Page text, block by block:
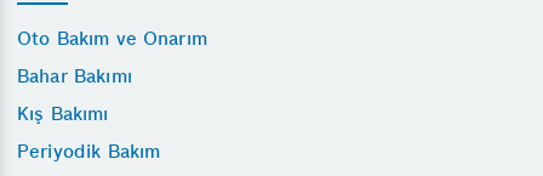
Oto Bakım ve Onarım
Bahar Bakımı
Kış Bakımı
Periyodik Bakım